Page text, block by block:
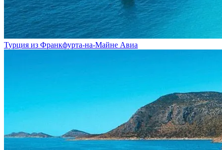
Турция из Франкфурта-на-Майне Авиа